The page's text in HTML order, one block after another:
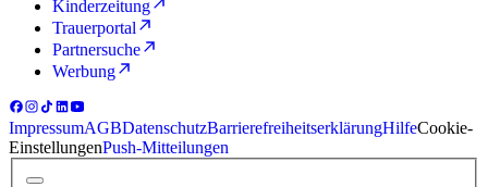
Kinderzeitung
Trauerportal
Partnersuche
Werbung
ImpressumAGBDatenschutzBarrierefreiheitserklärungHilfeCookie-
EinstellungenPush-Mitteilungen